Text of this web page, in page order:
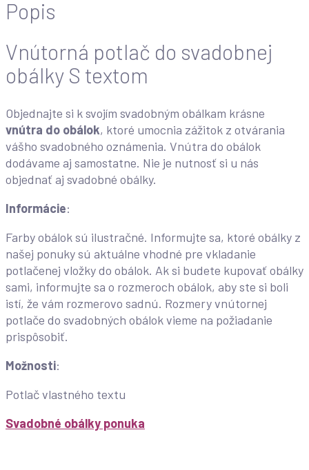
Popis
Vnútorná potlač do svadobnej
obálky S textom
Objednajte si k svojím svadobným obálkam krásne
vnútra do obálok, ktoré umocnia zážitok z otvárania
vášho svadobného oznámenia. Vnútra do obálok
dodávame aj samostatne. Nie je nutnosť si u nás
objednať aj svadobné obálky.
Informácie:
Farby obálok sú ilustračné. Informujte sa, ktoré obálky z
našej ponuky sú aktuálne vhodné pre vkladanie
potlačenej vložky do obálok. Ak si budete kupovať obálky
sami, informujte sa o rozmeroch obálok, aby ste si boli
istí, že vám rozmerovo sadnú. Rozmery vnútornej
potlače do svadobných obálok vieme na požiadanie
prispôsobiť.
Možnosti:
Potlač vlastného textu
Svadobné obálky ponuka